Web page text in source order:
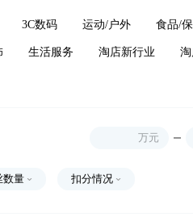
3C数码 运动/户外 食品/
生活服务 淘店新行业
万元
数量 扣分情况